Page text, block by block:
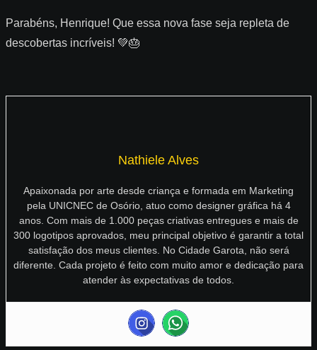
Parabéns, Henrique! Que essa nova fase seja repleta de
descobertas incríveis! 💚🎂
Nathiele Alves
Apaixonada por arte desde criança e formada em Marketing
pela UNICNEC de Osório, atuo como designer gráfica há 4
anos. Com mais de 1.000 peças criativas entregues e mais de
300 logotipos aprovados, meu principal objetivo é garantir a total
satisfação dos meus clientes. No Cidade Garota, não será
diferente. Cada projeto é feito com muito amor e dedicação para
atender às expectativas de todos.